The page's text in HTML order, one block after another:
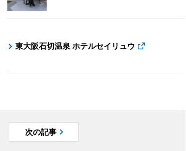
東大阪石切温泉 ホテルセイリュウ
次の記事